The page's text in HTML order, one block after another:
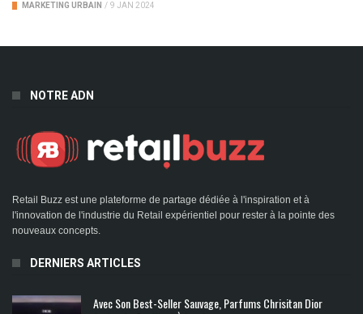
MARKETING URBAIN / 9 JAN 2024
NOTRE ADN
Retail Buzz est une plateforme de partage dédiée à l'inspiration et à
l'innovation de l'industrie du Retail expérientiel pour rester à la pointe des
nouveaux concepts.
DERNIERS ARTICLES
Avec Son Best-Seller Sauvage, Parfums Chrisitan Dior